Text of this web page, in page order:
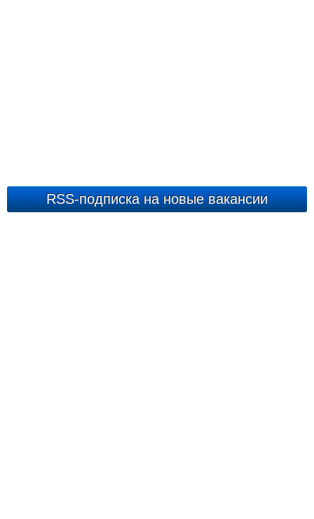
RSS-подписка на новые вакансии